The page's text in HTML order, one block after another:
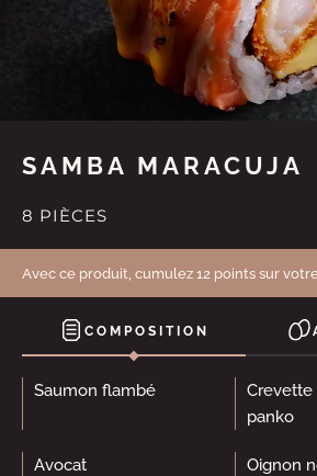
SAMBA MARACUJA
8 PIÈCES
Avec ce produit, cumulez 12 points sur
COMPOSITION
Saumon flambé
Crevette
panko
Avocat Oignon